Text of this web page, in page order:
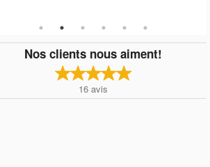
Nos clients nous aiment!
16 avis